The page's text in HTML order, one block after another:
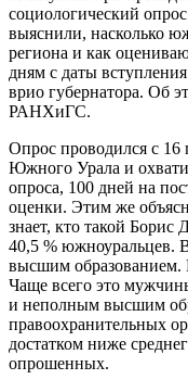
социологический
выяснили, насколько
региона и как
дням с даты
врио губернатора. Об
РАНХиГС.
Опрос проводился с 16
Южного Урала и
опроса, 100 дней на
оценки. Этим же
знает, кто такой Борис
40,5 % южноуральцев.
высшим образованием.
Чаще всего это
и неполным высшим
правоохранительных
достатком ниже
опрошенных.